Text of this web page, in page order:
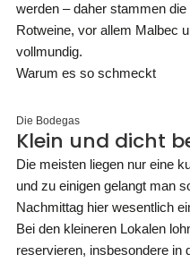
werden – daher stammen
Rotweine, vor allem Malbec
vollmundig.
Warum es so schmeckt
Die Bodegas
Klein und dicht
Die meisten liegen nur eine
und zu einigen gelangt man
Nachmittag hier wesentlich
Bei den kleineren Lokalen
reservieren, insbesondere in